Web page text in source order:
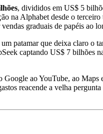
, divididos em US$ 5
na Alphabet desde o
graduais de papéis ao
um patamar que deixa claro o
captando US$ 7 bilhões
ao YouTube, ao Maps
reacende a velha